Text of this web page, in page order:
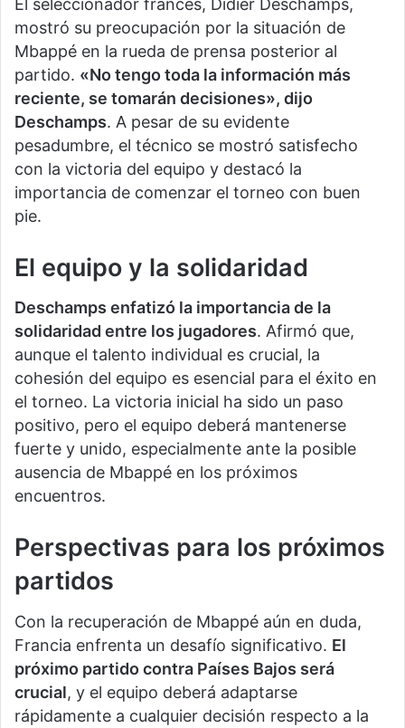
El seleccionador francés, Didier Deschamps,
mostró su preocupación por la situación de
Mbappé en la rueda de prensa posterior al
partido. «No tengo toda la información más
reciente, se tomarán decisiones», dijo
Deschamps. A pesar de su evidente
pesadumbre, el técnico se mostró satisfecho
con la victoria del equipo y destacó la
importancia de comenzar el torneo con buen
pie.
El equipo y la solidaridad
Deschamps enfatizó la importancia de la
solidaridad entre los jugadores. Afirmó que,
aunque el talento individual es crucial, la
cohesión del equipo es esencial para el éxito en
el torneo. La victoria inicial ha sido un paso
positivo, pero el equipo deberá mantenerse
fuerte y unido, especialmente ante la posible
ausencia de Mbappé en los próximos
encuentros.
Perspectivas para los próximos
partidos
Con la recuperación de Mbappé aún en duda,
Francia enfrenta un desafío significativo. El
próximo partido contra Países Bajos será
crucial, y el equipo deberá adaptarse
rápidamente a cualquier decisión respecto a la